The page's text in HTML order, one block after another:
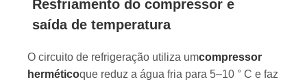
Resfriamento do compressor e
saída de temperatura
O circuito de refrigeração utiliza umcompressor
herméticoque reduz a água fria para 5–10 ° C e faz